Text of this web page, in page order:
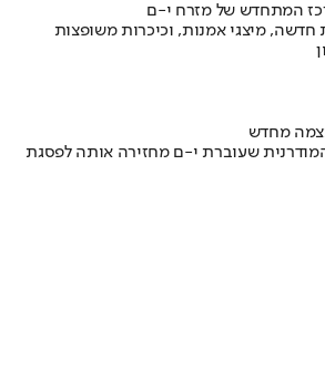
המתחדש של מזרח י-ם
חדשה, מיצגי אמנות, וכיכרות משופצות
מחדש
שעוברת י-ם מחזירה אותה לפסגת